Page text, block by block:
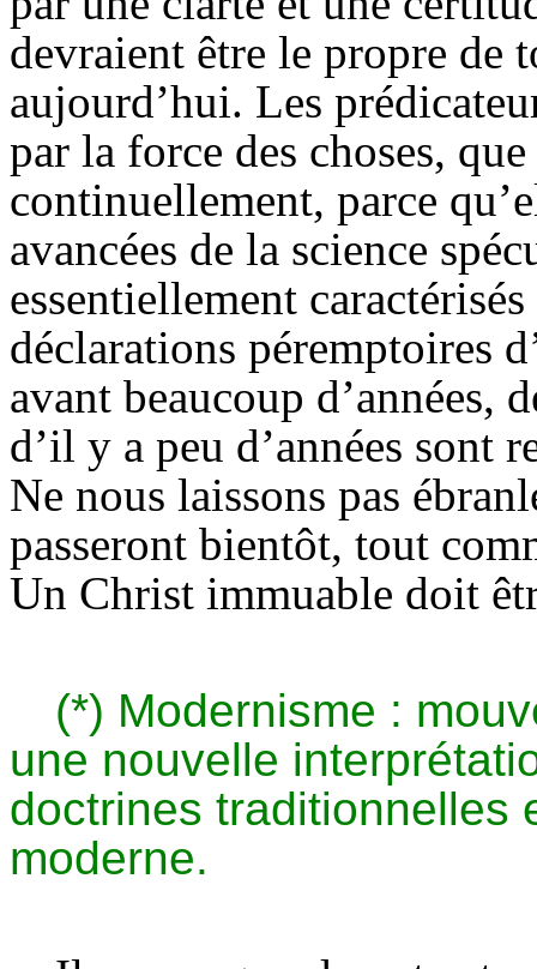
devraient être le propre de
aujourd’hui. Les
par la force des choses,
continuellement, parce
avancées de la science
essentiellement
déclarations péremptoires
avant beaucoup d’années,
d’il y a peu d’années sont
Ne nous laissons pas
passeront bientôt, tout
Un Christ immuable doit
(*) Modernisme :
une nouvelle
doctrines traditionnelles
moderne.